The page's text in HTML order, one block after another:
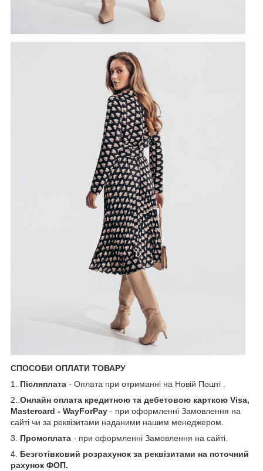
СПОСОБИ ОПЛАТИ ТОВАРУ
1. Післяплата - Оплата при отриманні на Новій Пошті .
2. Онлайн оплата кредитною та дебетовою карткою Visa,
Mastercard - WayForPay - при оформленні Замовлення на
сайті чи за реквізитами наданими нашим менеджером.
3. Промоплата - при оформленні Замовлення на сайті.
4. Безготівковий розрахунок за реквізитами на поточний
рахунок ФОП.